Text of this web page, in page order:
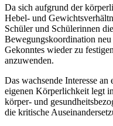
Da sich aufgrund der
Hebel- und
Schüler und Schülerinnen
Bewegungskoordination
Gekonntes wieder zu
anzuwenden.
Das wachsende Interesse
eigenen Körperlichkeit legt
körper- und
die kritische